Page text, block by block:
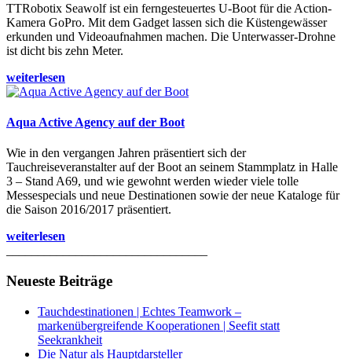
TTRobotix Seawolf ist ein ferngesteuertes U-Boot für die Action-
Kamera GoPro. Mit dem Gadget lassen sich die Küstengewässer
erkunden und Videoaufnahmen machen. Die Unterwasser-Drohne
ist dicht bis zehn Meter.
weiterlesen
Aqua Active Agency auf der Boot
Wie in den vergangen Jahren präsentiert sich der
Tauchreiseveranstalter auf der Boot an seinem Stammplatz in Halle
3 – Stand A69, und wie gewohnt werden wieder viele tolle
Messespecials und neue Destinationen sowie der neue Kataloge für
die Saison 2016/2017 präsentiert.
weiterlesen
Neueste Beiträge
Tauchdestinationen | Echtes Teamwork –
markenübergreifende Kooperationen | Seefit statt
Seekrankheit
Die Natur als Hauptdarsteller